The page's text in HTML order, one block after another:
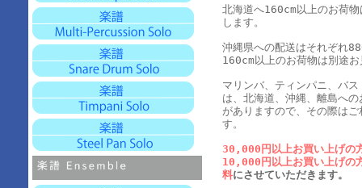
北海道へ160cm以上のお荷
します。
沖縄県への配送はそれぞれ
160cm以上のお荷物は別途
マリンバ、ティンパニ、バ
は、北海道、沖縄、離島へ
がありますので、その際は
す。
30,000円以上お買い上げの
10,000円以上お買い上げの
料にさせていただきます。